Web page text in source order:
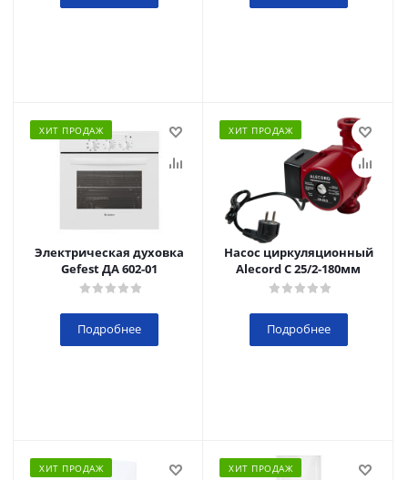
ХИТ ПРОДАЖ
Электрическая духовка
Gefest ДА 602-01
Подробнее
ХИТ ПРОДАЖ
Насос циркуляционный
Alecord C 25/2-180мм
Подробнее
ХИТ ПРОДАЖ ХИТ ПРОДАЖ